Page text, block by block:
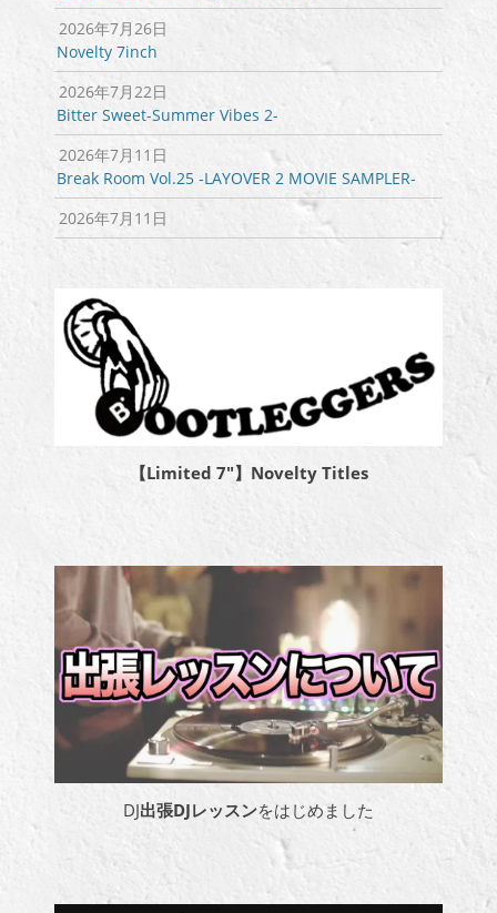
2026年7月26日
Novelty 7inch
2026年7月22日
Bitter Sweet-Summer Vibes 2-
2026年7月11日
Break Room Vol.25 -LAYOVER 2 MOVIE SAMPLER-
2026年7月11日
【Limited 7″】Novelty Titles
DJ出張DJレッスンをはじめました